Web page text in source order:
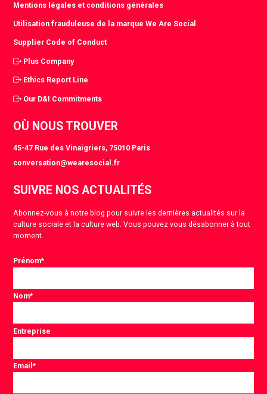
Mentions légales et conditions générales
Utilisation frauduleuse de la marque We Are Social
Supplier Code of Conduct
Plus Company
Ethics Report Line
Our D&I Commitments
OÙ NOUS TROUVER
45-47 Rue des Vinaigriers, 75010 Paris
conversation@wearesocial.fr
SUIVRE NOS ACTUALITÉS
Abonnez-vous à notre blog pour suivre les dernières actualités sur la
culture sociale et la culture web. Vous pouvez vous désabonner à tout
moment.
Prénom*
Nom*
Entreprise
Email*